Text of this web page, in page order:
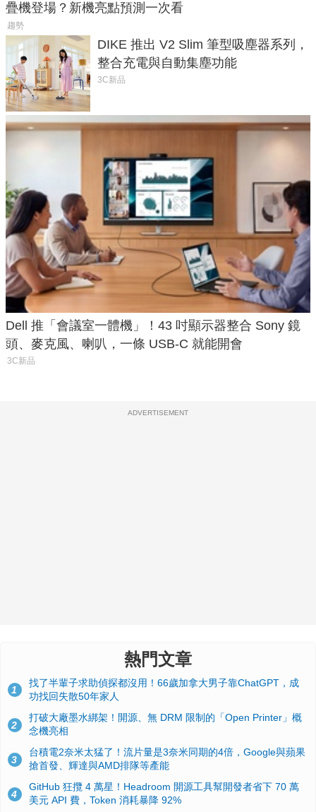
疊機登場？新機亮點預測一次看
趨勢
DIKE 推出 V2 Slim 筆型吸塵器系列，
整合充電與自動集塵功能
3C新品
Dell 推「會議室一體機」！43 吋顯示器整合 Sony 鏡
頭、麥克風、喇叭，一條 USB-C 就能開會
3C新品
ADVERTISEMENT
熱門文章
1
找了半輩子求助偵探都沒用！66歲加拿大男子靠ChatGPT，成
功找回失散50年家人
2
打破大廠墨水綁架！開源、無 DRM 限制的「Open Printer」概
念機亮相
3
台積電2奈米太猛了！流片量是3奈米同期的4倍，Google與蘋果
搶首發、輝達與AMD排隊等產能
4
GitHub 狂攬 4 萬星！Headroom 開源工具幫開發者省下 70 萬
美元 API 費，Token 消耗暴降 92%